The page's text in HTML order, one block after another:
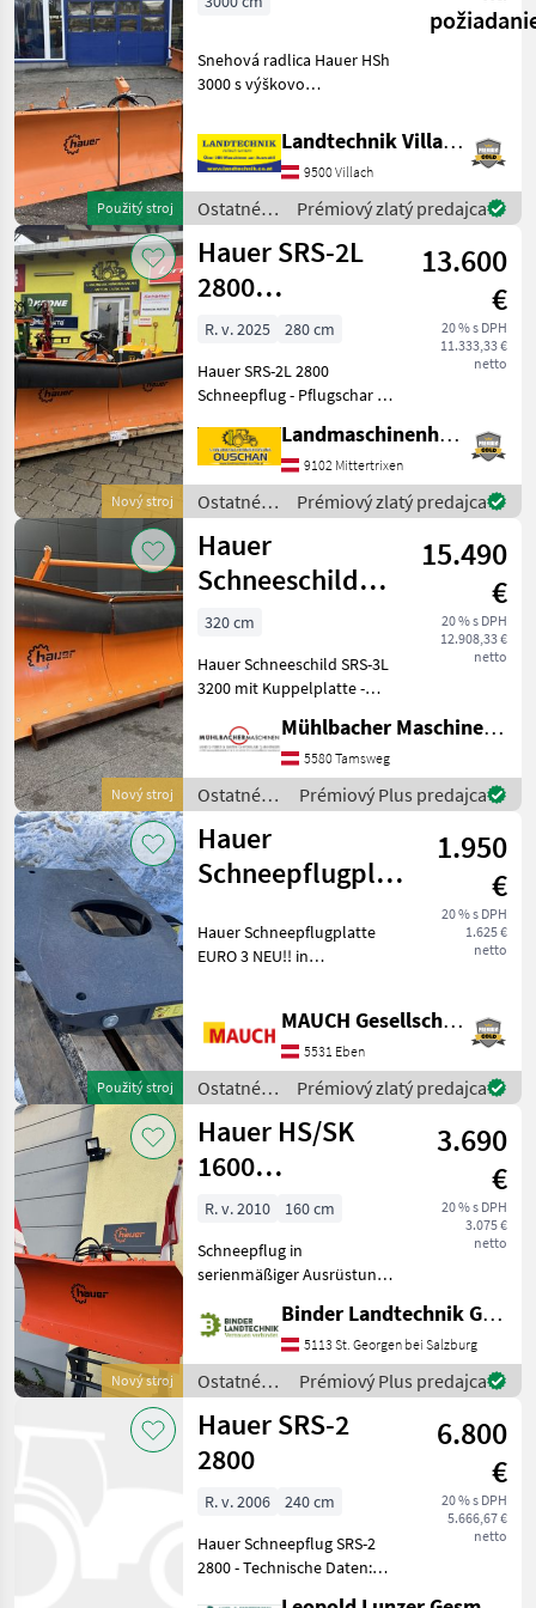
Použitý stroj
Snehová radlica Hauer HSh
3000 s výškovo
trojbodové upevnenie,
max. šírka – 3040 mm, min.
šírka odhŕňania – 2710 mm,
hmotnosť: 431 kg, hyd
Landtechnik Villach GmbH
9500 Villach
Ostatné
traktorové
komponenty
/ Hauer
Prémiový zlatý predajca
Nový stroj
Hauer SRS-2L
2800
Schneepflug
13.600
€
20 % s DPH
11.333,33 €
netto
R. v. 2025
280 cm
Hauer SRS-2L 2800
Schneepflug - Pflugschar 2
Arbeitsbreite 2800mm -
SRS-Pflugscharsicherung -
Pendelausgleich -
Dreipunktanbau Kat II
Landmaschinenhandel Ouschan Anton
9102 Mittertrixen
Ostatné
traktorové
komponenty
/ Hauer
Prémiový zlatý predajca
Nový stroj
Hauer
Schneeschild
SRS-3L 3200 mit
Kuppelplatte
15.490
€
20 % s DPH
12.908,33 €
netto
320 cm
Hauer Schneeschild SRS-3L
3200 mit Kuppelplatte -
erhöht - hydraulische
Seitenverstellung -
abgesichert durch ein
Druckbegrenzung
Mühlbacher Maschinen GmbH
5580 Tamsweg
Ostatné
traktorové
komponenty
/ Hauer
Prémiový Plus predajca
Použitý stroj
Hauer
Schneepflugplatte
1.950
€
20 % s DPH
1.625 €
netto
Hauer Schneepflugplatte
EURO 3 NEU!! in
in Eben im Pongau. Ich
im Zentrum fü
MAUCH Gesellschaft m.b.H. & Co.KG, Eben
5531 Eben
Ostatné
traktorové
komponenty
/ Hauer
Prémiový zlatý predajca
Nový stroj
Hauer HS/SK
1600
Schneepflug
3.690
€
20 % s DPH
3.075 €
netto
R. v. 2010
160 cm
Schneepflug in
serienmäßiger Ausrüstung
montiert Schürfleiste
150x15 Dreieck mit
Pendelausgleich hydr.
Seitenverstellung
Schlauchpake
Binder Landtechnik GmbH & CoKG
5113 St. Georgen bei Salzburg
Ostatné
traktorové
komponenty
/ Hauer
Prémiový Plus predajca
Hauer SRS-2
2800
6.800
€
20 % s DPH
5.666,67 €
netto
R. v. 2006
240 cm
Hauer Schneepflug SRS-2
2800 - Technische Daten: